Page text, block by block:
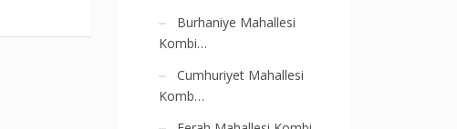
Burhaniye Mahallesi
Kombi…
Cumhuriyet Mahallesi
Komb…